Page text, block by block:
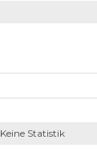
Keine Statistik